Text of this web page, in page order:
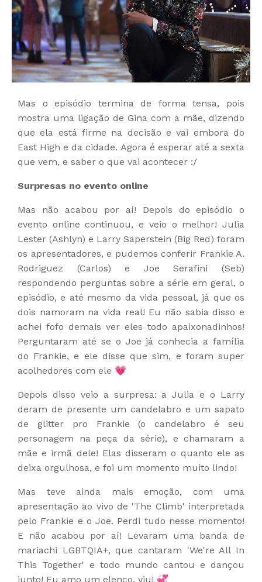
Mas o episódio termina de forma tensa, pois
mostra uma ligação de Gina com a mãe, dizendo
que ela está firme na decisão e vai embora do
East High e da cidade. Agora é esperar até a sexta
que vem, e saber o que vai acontecer :/
Surpresas no evento online
Mas não acabou por aí! Depois do episódio o
evento online continuou, e veio o melhor! Julia
Lester (Ashlyn) e Larry Saperstein (Big Red) foram
os apresentadores, e pudemos conferir Frankie A.
Rodriguez (Carlos) e Joe Serafini (Seb)
respondendo perguntas sobre a série em geral, o
episódio, e até mesmo da vida pessoal, já que os
dois namoram na vida real! Eu não sabia disso e
achei fofo demais ver eles todo apaixonadinhos!
Perguntaram até se o Joe já conhecia a família
do Frankie, e ele disse que sim, e foram super
acolhedores com ele 💗
Depois disso veio a surpresa: a Julia e o Larry
deram de presente um candelabro e um sapato
de glitter pro Frankie (o candelabro é seu
personagem na peça da série), e chamaram a
mãe e irmã dele! Elas disseram o quanto ele as
deixa orgulhosa, e foi um momento muito lindo!
Mas teve ainda mais emoção, com uma
apresentação ao vivo de 'The Climb' interpretada
pelo Frankie e o Joe. Perdi tudo nesse momento!
E não acabou por aí! Levaram uma banda de
mariachi LGBTQIA+, que cantaram 'We're All In
This Together' e todo mundo cantou e dançou
junto! Eu amo um elenco, viu! 💞